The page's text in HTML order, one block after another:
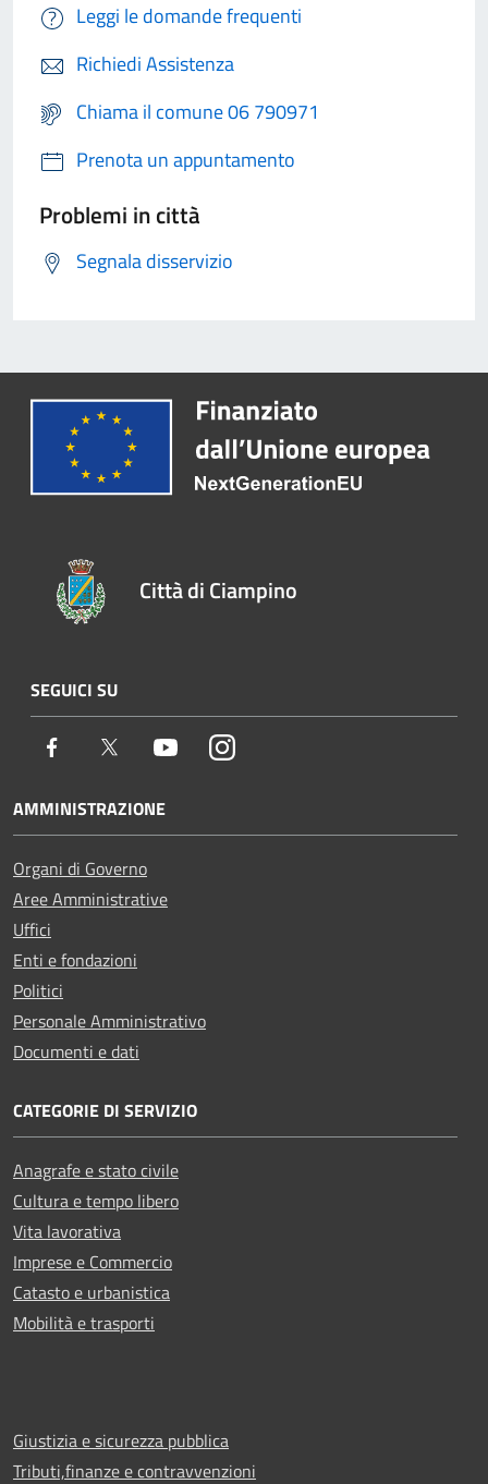
Leggi le domande frequenti
Richiedi Assistenza
Chiama il comune 06 790971
Prenota un appuntamento
Problemi in città
Segnala disservizio
Città di Ciampino
SEGUICI SU
Facebook Twitter YoutubeInstagram
AMMINISTRAZIONE
Organi di Governo
Aree Amministrative
Uffici
Enti e fondazioni
Politici
Personale Amministrativo
Documenti e dati
CATEGORIE DI SERVIZIO
Anagrafe e stato civile
Cultura e tempo libero
Vita lavorativa
Imprese e Commercio
Catasto e urbanistica
Mobilità e trasporti
Giustizia e sicurezza pubblica
Tributi,finanze e contravvenzioni